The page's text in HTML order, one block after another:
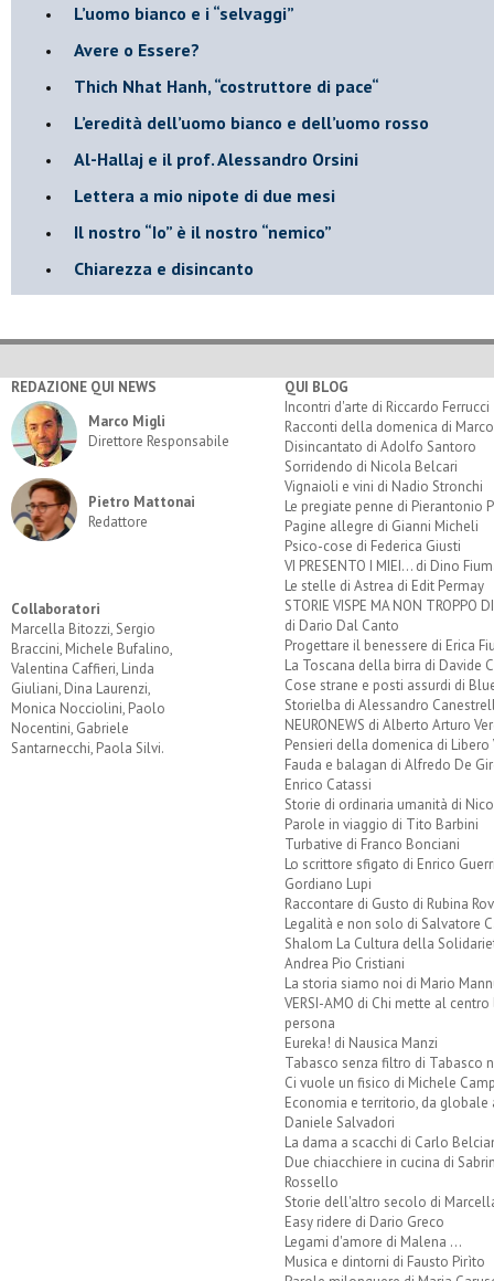
​L’uomo bianco e i “selvaggi”
​Avere o Essere?
​Thich Nhat Hanh, “costruttore di pace“
​L’eredità dell’uomo bianco e dell’uomo rosso
Al-Hallaj e il prof. Alessandro Orsini
​Lettera a mio nipote di due mesi
​Il nostro “Io” è il nostro “nemico”
​Chiarezza e disincanto
REDAZIONE QUI NEWS
Marco Migli
Direttore Responsabile
Pietro Mattonai
Redattore
Collaboratori
Marcella Bitozzi, Sergio
Braccini, Michele Bufalino,
Valentina Caffieri, Linda
Giuliani, Dina Laurenzi,
Monica Nocciolini, Paolo
Nocentini, Gabriele
Santarnecchi, Paola Silvi.
QUI BLOG
Incontri d'arte di Riccardo Ferrucci
Racconti della domenica di
Disincantato di Adolfo Santoro
Sorridendo di Nicola Belcari
Vignaioli e vini di Nadio Stronchi
Le pregiate penne di Pierantonio
Pagine allegre di Gianni Micheli
Psico-cose di Federica Giusti
VI PRESENTO I MIEI... di Dino
Le stelle di Astrea di Edit Permay
STORIE VISPE MA NON TROPPO
di Dario Dal Canto
Progettare il benessere di Erica
La Toscana della birra di Davide
Cose strane e posti assurdi di
Storielba di Alessandro
NEURONEWS di Alberto Arturo
Pensieri della domenica di Libero
Fauda e balagan di Alfredo De
Enrico Catassi
Storie di ordinaria umanità di
Parole in viaggio di Tito Barbini
Turbative di Franco Bonciani
Lo scrittore sfigato di Enrico
Gordiano Lupi
Raccontare di Gusto di Rubina
Legalità e non solo di Salvatore
Shalom La Cultura della
Andrea Pio Cristiani
La storia siamo noi di Mario
VERSI-AMO di Chi mette al centro
persona
Eureka! di Nausica Manzi
Tabasco senza filtro di Tabasco
Ci vuole un fisico di Michele
Economia e territorio, da globale
Daniele Salvadori
La dama a scacchi di Carlo
Due chiacchiere in cucina di
Rossello
Storie dell'altro secolo di
Easy ridere di Dario Greco
Legami d'amore di Malena ...
Musica e dintorni di Fausto Pirìto